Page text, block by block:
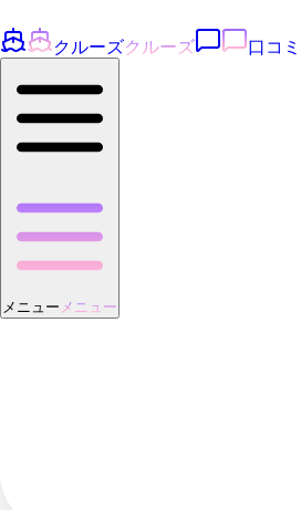
クルーズクルーズ 口コミ
メニュー メニュー